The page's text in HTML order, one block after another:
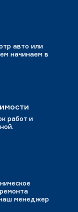
авто или
начинаем в
работ и
менеджер